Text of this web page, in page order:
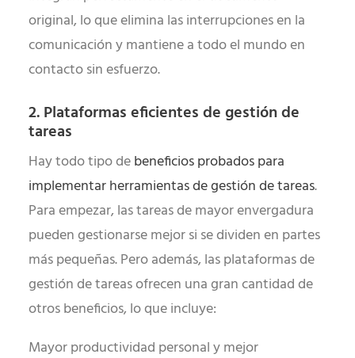
original, lo que elimina las interrupciones en la
comunicación y mantiene a todo el mundo en
contacto sin esfuerzo.
2. Plataformas eficientes de gestión de
tareas
Hay todo tipo debeneficios probados para
implementar herramientas de gestión de tareas.
Para empezar, las tareas de mayor envergadura
pueden gestionarse mejor si se dividen en partes
más pequeñas. Pero además, las plataformas de
gestión de tareas ofrecen una gran cantidad de
otros beneficios, lo que incluye:
Mayor productividad personal y mejor